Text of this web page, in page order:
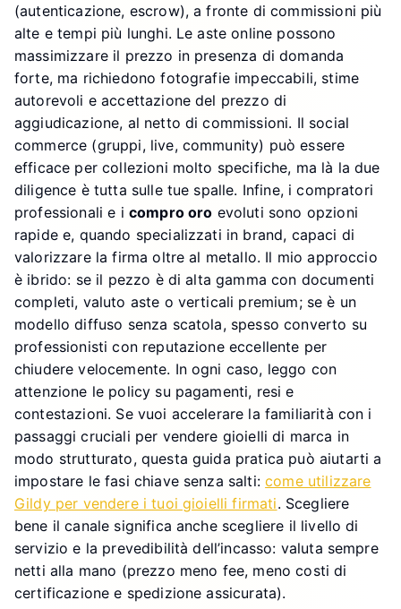
(autenticazione, escrow), a fronte di commissioni più
alte e tempi più lunghi. Le aste online possono
massimizzare il prezzo in presenza di domanda
forte, ma richiedono fotografie impeccabili, stime
autorevoli e accettazione del prezzo di
aggiudicazione, al netto di commissioni. Il social
commerce (gruppi, live, community) può essere
efficace per collezioni molto specifiche, ma là la due
diligence è tutta sulle tue spalle. Infine, i compratori
professionali e i compro oro evoluti sono opzioni
rapide e, quando specializzati in brand, capaci di
valorizzare la firma oltre al metallo. Il mio approccio
è ibrido: se il pezzo è di alta gamma con documenti
completi, valuto aste o verticali premium; se è un
modello diffuso senza scatola, spesso converto su
professionisti con reputazione eccellente per
chiudere velocemente. In ogni caso, leggo con
attenzione le policy su pagamenti, resi e
contestazioni. Se vuoi accelerare la familiarità con i
passaggi cruciali per vendere gioielli di marca in
modo strutturato, questa guida pratica può aiutarti a
impostare le fasi chiave senza salti:come utilizzare
Gildy per vendere i tuoi gioielli firmati. Scegliere
bene il canale significa anche scegliere il livello di
servizio e la prevedibilità dell’incasso: valuta sempre
netti alla mano (prezzo meno fee, meno costi di
certificazione e spedizione assicurata).